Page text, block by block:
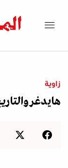
زاوية
هايدغر